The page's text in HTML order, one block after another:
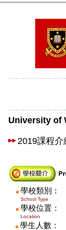
University of
2019課程介
學校類別：
School Type
學校位置 ：
Location
學生人數 ：